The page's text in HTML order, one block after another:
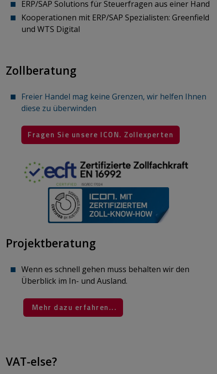
ERP/SAP Solutions für Steuerfragen aus einer Hand
Kooperationen mit ERP/SAP Spezialisten: Greenfield
und WTS Digital
Zollberatung
Freier Handel mag keine Grenzen, wir helfen Ihnen
diese zu überwinden
Fragen Sie unsere ICON. Zollexperten
Projektberatung
Wenn es schnell gehen muss behalten wir den
Überblick im In- und Ausland.
Mehr dazu erfahren...
VAT-else?